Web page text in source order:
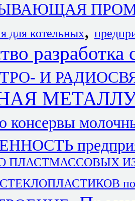
для котельных,
разработка
И
консервы
ПЛАСТМАССОВЫХ
по